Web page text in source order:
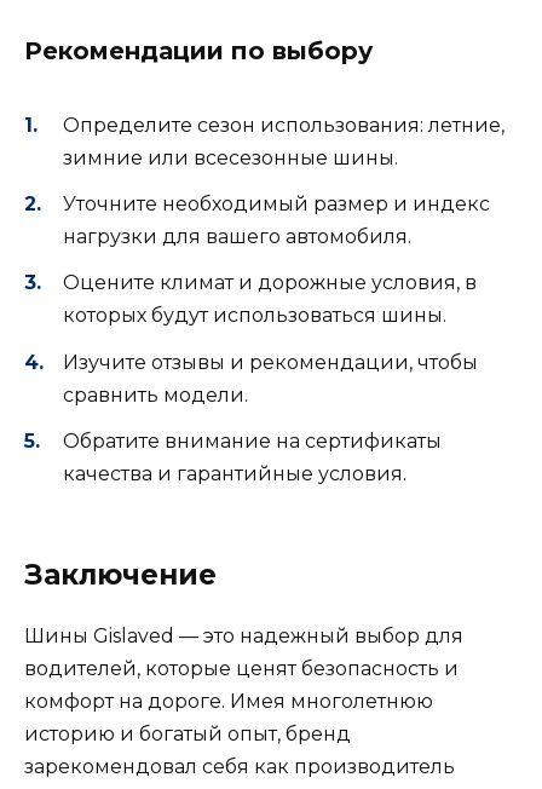
Рекомендации по выбору
Определите сезон использования: летние,
зимние или всесезонные шины.
Уточните необходимый размер и индекс
нагрузки для вашего автомобиля.
Оцените климат и дорожные условия, в
которых будут использоваться шины.
Изучите отзывы и рекомендации, чтобы
сравнить модели.
Обратите внимание на сертификаты
качества и гарантийные условия.
Заключение
Шины Gislaved — это надежный выбор для
водителей, которые ценят безопасность и
комфорт на дороге. Имея многолетнюю
историю и богатый опыт, бренд
зарекомендовал себя как производитель